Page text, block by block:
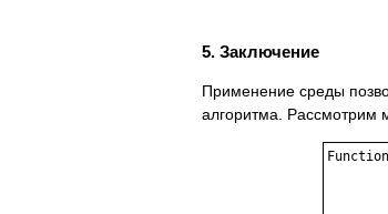
5. Заключение
Применение среды
алгоритма. Рассмотрим